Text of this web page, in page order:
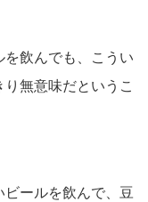
飲んでも、こうい
無意味だというこ
ールを飲んで、豆